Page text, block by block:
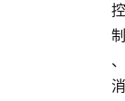
控
制
、
消